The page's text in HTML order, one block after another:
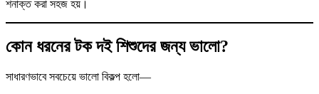
শনাক্ত করা সহজ হয়।
কোন ধরনের টক দই শিশুদের জন্য ভালো?
সাধারণভাবে সবচেয়ে ভালো বিকল্প হলো—